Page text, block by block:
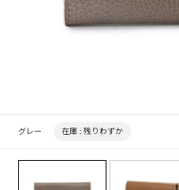
グレー 在庫 : 残りわずか